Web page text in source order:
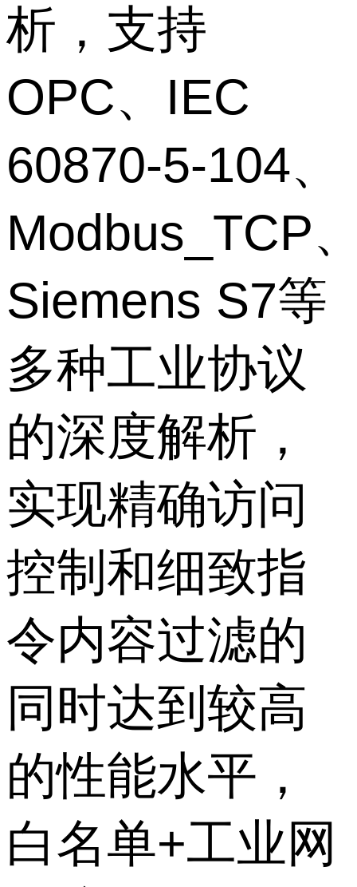
析，支持
OPC、IEC
60870-5-104、
Modbus_TCP
Siemens S7等
多种工业协议
的深度解析，
实现精确访问
控制和细致指
令内容过滤的
同时达到较高
的性能水平，
白名单+工业网